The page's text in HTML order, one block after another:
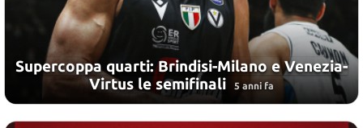
Supercoppa quarti: Brindisi-Milano e Venezia-
Virtus le semifinali
5 anni fa